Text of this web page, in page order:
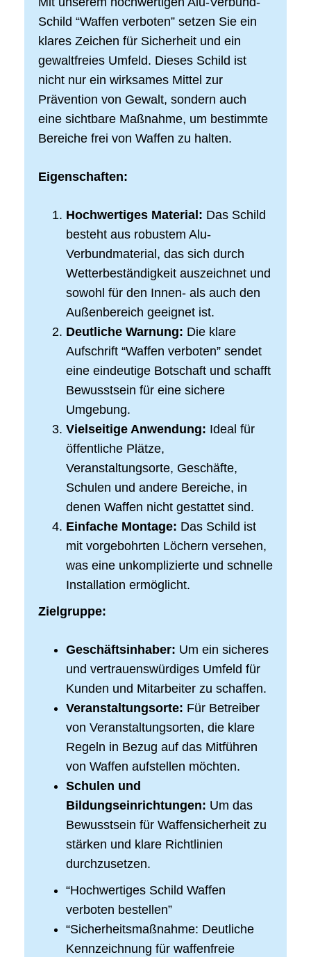
Schild “Waffen verboten” setzen Sie ein
klares Zeichen für Sicherheit und ein
gewaltfreies Umfeld. Dieses Schild ist
nicht nur ein wirksames Mittel zur
Prävention von Gewalt, sondern auch
eine sichtbare Maßnahme, um bestimmte
Bereiche frei von Waffen zu halten.
Eigenschaften:
Hochwertiges Material: Das Schild
besteht aus robustem Alu-
Verbundmaterial, das sich durch
Wetterbeständigkeit auszeichnet und
sowohl für den Innen- als auch den
Außenbereich geeignet ist.
Deutliche Warnung: Die klare
Aufschrift “Waffen verboten” sendet
eine eindeutige Botschaft und schafft
Bewusstsein für eine sichere
Umgebung.
Vielseitige Anwendung: Ideal für
öffentliche Plätze,
Veranstaltungsorte, Geschäfte,
Schulen und andere Bereiche, in
denen Waffen nicht gestattet sind.
Einfache Montage: Das Schild ist
mit vorgebohrten Löchern versehen,
was eine unkomplizierte und schnelle
Installation ermöglicht.
Zielgruppe:
Geschäftsinhaber: Um ein sicheres
und vertrauenswürdiges Umfeld für
Kunden und Mitarbeiter zu schaffen.
Veranstaltungsorte: Für Betreiber
von Veranstaltungsorten, die klare
Regeln in Bezug auf das Mitführen
von Waffen aufstellen möchten.
Schulen und
Bildungseinrichtungen: Um das
Bewusstsein für Waffensicherheit zu
stärken und klare Richtlinien
durchzusetzen.
“Hochwertiges Schild Waffen
verboten bestellen”
“Sicherheitsmaßnahme: Deutliche
Kennzeichnung für waffenfreie